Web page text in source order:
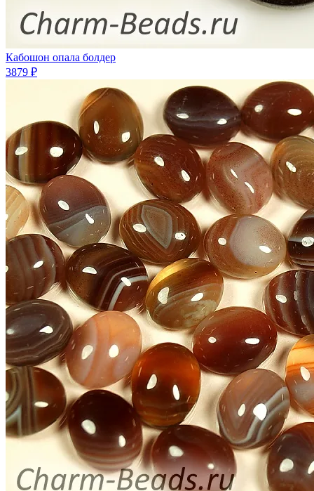
Кабошон опала болдер
3879 ₽